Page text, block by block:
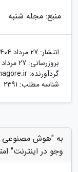
منبع: مجله شنبه
انتشار: 27 مرداد 1404
بروزرسانی: 27 مرداد 1404
گردآورنده:
شناسه مطلب: 2391
به "هوش مصنوعی
وجو در اینترنت"